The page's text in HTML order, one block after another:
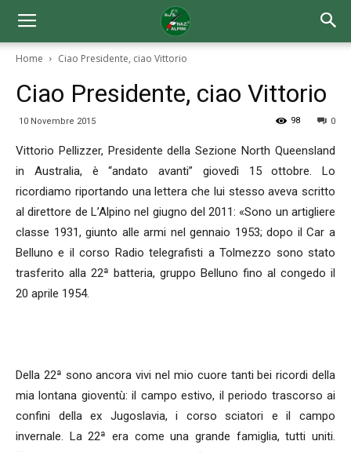
Home Ciao Presidente, ciao Vittorio
Ciao Presidente, ciao Vittorio
10 Novembre 2015 0
98
Vittorio Pellizzer, Presidente della Sezione North Queensland
in Australia, è “andato avanti” giovedì 15 ottobre. Lo
ricordiamo riportando una lettera che lui stesso aveva scritto
al direttore de L’Alpino nel giugno del 2011: «Sono un artigliere
classe 1931, giunto alle armi nel gennaio 1953; dopo il Car a
Belluno e il corso Radio telegrafisti a Tolmezzo sono stato
trasferito alla 22ª batteria, gruppo Belluno fino al congedo il
20 aprile 1954.
Della 22ª sono ancora vivi nel mio cuore tanti bei ricordi della
mia lontana gioventù: il campo estivo, il periodo trascorso ai
confini della ex Jugoslavia, i corso sciatori e il campo
invernale. La 22ª era come una grande famiglia, tutti uniti.